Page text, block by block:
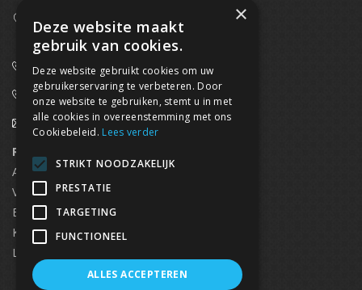
Westpoort 37B,
2070 Zwijndrecht
0800/61 667 (24/7 bereikbaar)
03/369.60.29
info@waterdicht-vochtbestrijding.be
Regionaal contact
Antwerpen
03/369.60.29
Vlaams Brabant & Brussel
Brugge
Kortrijk
Limburg
×
Deze website maakt
gebruik van cookies.
Deze website gebruikt cookies om uw
gebruikerservaring te verbeteren. Door
onze website te gebruiken, stemt u in met
alle cookies in overeenstemming met ons
Cookiebeleid. Lees verder
STRIKT NOODZAKELIJK
PRESTATIE
TARGETING
FUNCTIONEEL
ALLES ACCEPTEREN